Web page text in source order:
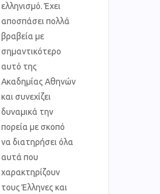
ελληνισμό. Έχει
αποσπάσει πολλά
βραβεία με
σημαντικότερο
αυτό της
Ακαδημίας Αθηνών
και συνεχίζει
δυναμικά την
πορεία με σκοπό
να διατηρήσει όλα
αυτά που
χαρακτηρίζουν
τους Έλληνες και